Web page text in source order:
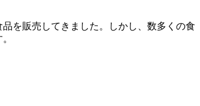
を販売してきました。しかし、数多くの食